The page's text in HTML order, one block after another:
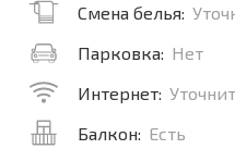
Смена белья:
Парковка: Нет
Интернет:
Балкон: Есть